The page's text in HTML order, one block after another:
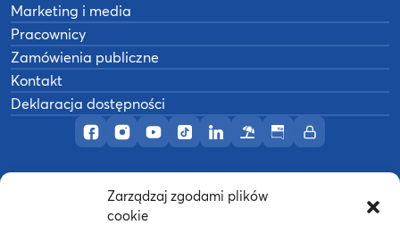
Zarządzaj zgodami plików
cookie
Profil AWF Poznań w serwisie Facebook
Profil AWF Poznań w serwisie Instagram
Profil AWF Poznań w serwisie YouTube
Profil AWF Poznań w serwisie
Profil AWF Poznań w
OśrodekBiuletynIntranet
Marketing i media
Pracownicy
Zamówienia publiczne
Kontakt
Deklaracja dostępności
Akademia Wychowania Fizycznego w